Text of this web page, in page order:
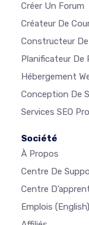
Créer Un Forum
Créateur De
Constructeur
Planificateur De
Hébergement
Conception De
Services SEO
Société
À Propos
Centre De
Centre
Emplois (English)